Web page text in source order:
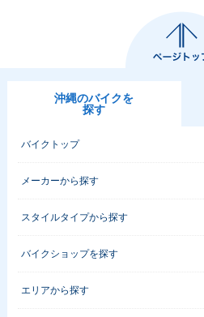
沖縄のバイクを
探す
バイクトップ
メーカーから探す
スタイルタイプから探す
バイクショップを探す
エリアから探す